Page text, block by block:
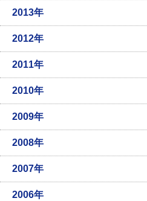
2013年
2012年
2011年
2010年
2009年
2008年
2007年
2006年